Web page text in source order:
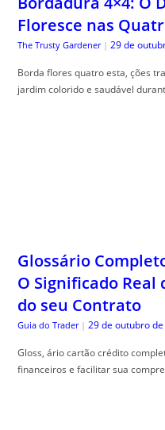
Floresce nas
The Trusty Gardener | 29 de
Borda flores quatro esta, ções
jardim colorido e saudável
Glossário
O Significado Real
do seu Contrato
Guia do Trader | 29 de outubro
Gloss, ário cartão crédito
financeiros e facilitar sua